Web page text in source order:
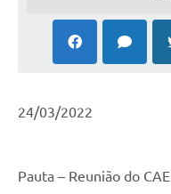
24/03/2022
Pauta – Reunião do CAE